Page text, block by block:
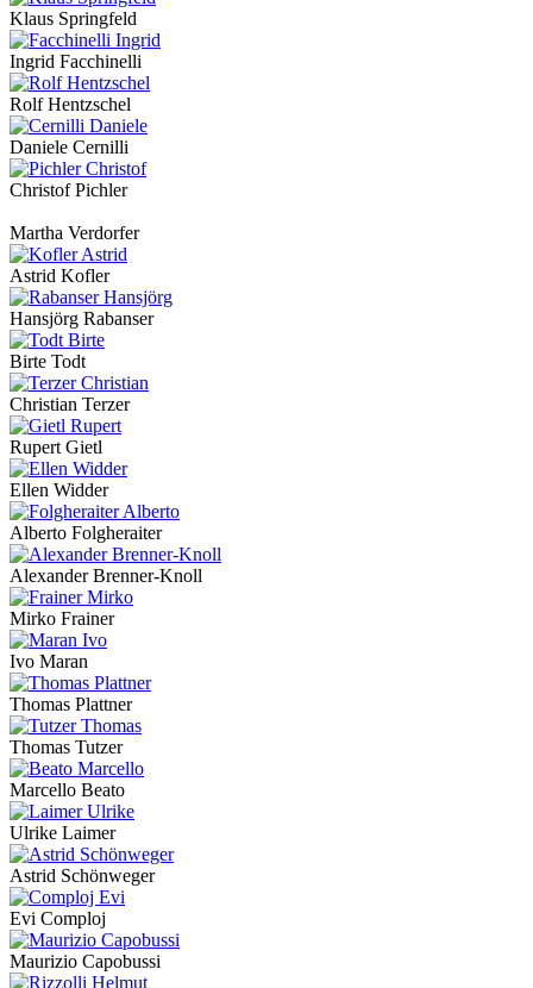
Klaus Springfeld
Ingrid Facchinelli
Rolf Hentzschel
Daniele Cernilli
Christof Pichler
Martha Verdorfer
Astrid Kofler
Hansjörg Rabanser
Birte Todt
Christian Terzer
Rupert Gietl
Ellen Widder
Alberto Folgheraiter
Alexander Brenner-Knoll
Mirko Frainer
Ivo Maran
Thomas Plattner
Thomas Tutzer
Marcello Beato
Ulrike Laimer
Astrid Schönweger
Evi Comploj
Maurizio Capobussi